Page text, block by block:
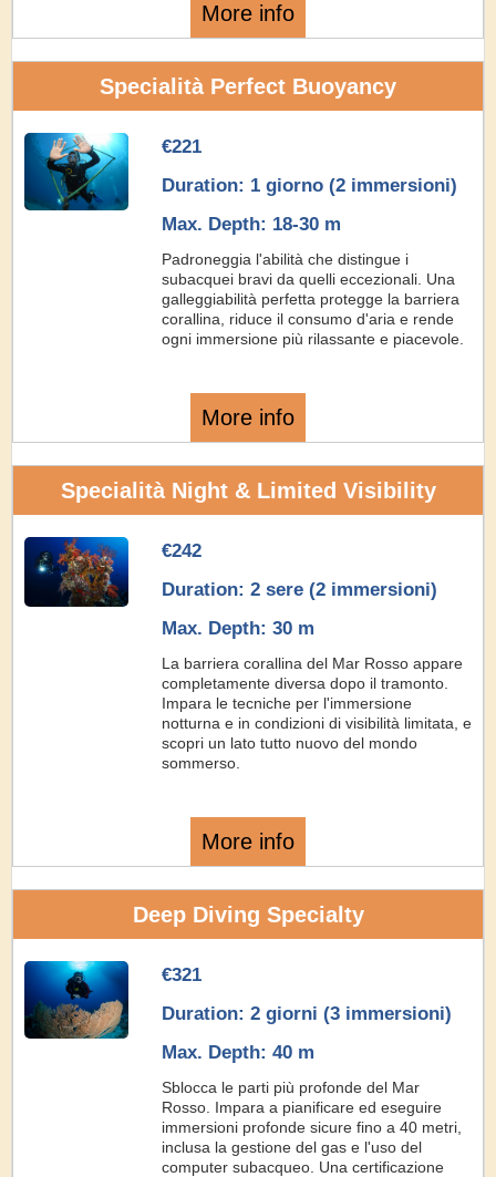
More info
Specialità Perfect Buoyancy
€221
Duration: 1 giorno (2 immersioni)
Max. Depth: 18-30 m
Padroneggia l'abilità che distingue i
subacquei bravi da quelli eccezionali. Una
galleggiabilità perfetta protegge la barriera
corallina, riduce il consumo d'aria e rende
ogni immersione più rilassante e piacevole.
More info
Specialità Night & Limited Visibility
€242
Duration: 2 sere (2 immersioni)
Max. Depth: 30 m
La barriera corallina del Mar Rosso appare
completamente diversa dopo il tramonto.
Impara le tecniche per l'immersione
notturna e in condizioni di visibilità limitata, e
scopri un lato tutto nuovo del mondo
sommerso.
More info
Deep Diving Specialty
€321
Duration: 2 giorni (3 immersioni)
Max. Depth: 40 m
Sblocca le parti più profonde del Mar
Rosso. Impara a pianificare ed eseguire
immersioni profonde sicure fino a 40 metri,
inclusa la gestione del gas e l'uso del
computer subacqueo. Una certificazione